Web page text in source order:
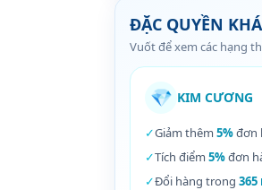
ĐẶC QUYỀN
Vuốt để xem các hạng
💎 KIM CƯƠNG
✓Giảm thêm 5%đơn
✓Tích điểm 5%đơn
✓Đổi hàng trong 365